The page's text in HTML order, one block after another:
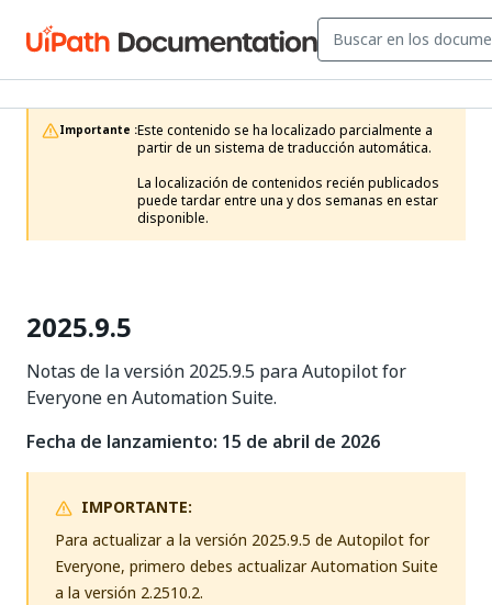
Importante :Este contenido se ha localizado parcialmente a
partir de un sistema de traducción automática.
La localización de contenidos recién publicados
puede tardar entre una y dos semanas en estar
disponible.
2025.9.5
Notas de la versión 2025.9.5 para Autopilot for
Everyone en Automation Suite.
Fecha de lanzamiento: 15 de abril de 2026
IMPORTANTE:
Para actualizar a la versión 2025.9.5 de Autopilot for
Everyone, primero debes actualizar Automation Suite
a la versión 2.2510.2.